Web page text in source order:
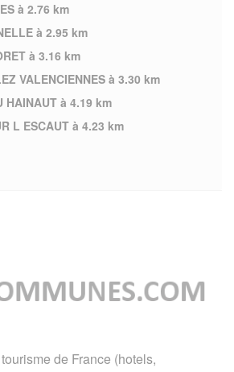
à 2.76 km
à 2.95 km
à 3.16 km
VALENCIENNES à 3.30 km
HAINAUT à 4.19 km
L ESCAUT à 4.23 km
de France (hotels,